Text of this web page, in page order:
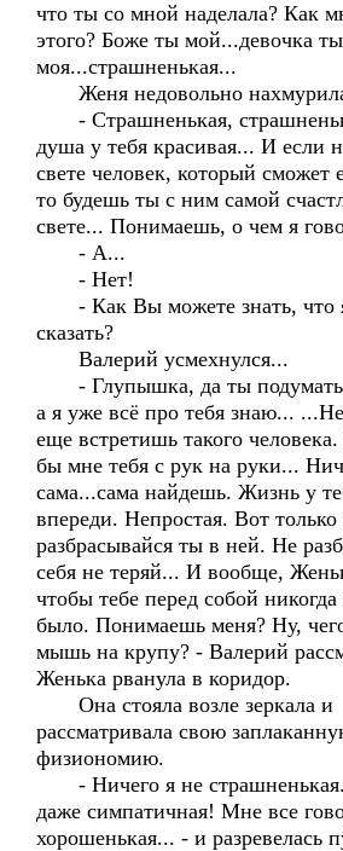
что ты со мной наделала? Как
этого? Боже ты мой...девочка ты
моя...страшненькая...
Женя недовольно
- Страшненькая,
душа у тебя красивая... И если
свете человек, который сможет
то будешь ты с ним самой
свете... Понимаешь, о чем я
- А...
- Нет!
- Как Вы можете знать, что
сказать?
Валерий усмехнулся...
- Глупышка, да ты подумать
а я уже всё про тебя знаю...
еще встретишь такого
бы мне тебя с рук на руки...
сама...сама найдешь. Жизнь у
впереди. Непростая. Вот только
разбрасывайся ты в ней. Не
себя не теряй... И вообще,
чтобы тебе перед собой
было. Понимаешь меня? Ну,
мышь на крупу? - Валерий
Женька рванула в коридор.
Она стояла возле зеркала и
рассматривала свою
физиономию.
- Ничего я не
даже симпатичная! Мне все
хорошенькая... - и разревелась